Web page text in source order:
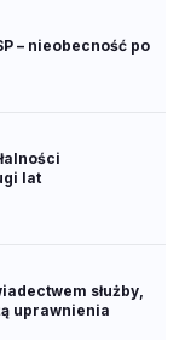
– nieobecność po
lat
służby,
uprawnienia